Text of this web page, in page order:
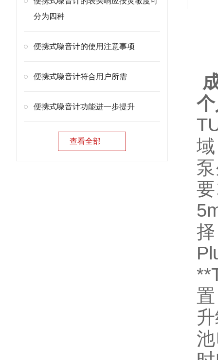
分为四种
便携式噪音计的使用注意事项
便携式噪音计符合用户所需
便携式噪音计功能进一步提升
查看全部